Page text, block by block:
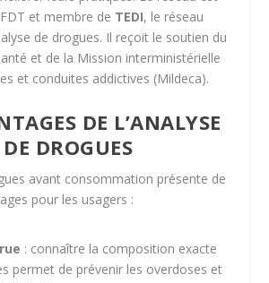
et membre de TEDI, le réseau
de drogues. Il reçoit le soutien du
et de la Mission interministérielle
et conduites addictives (Mildeca).
DE L’ANALYSE
DE DROGUES
avant consommation présente de
pour les usagers :
: connaître la composition exacte
permet de prévenir les overdoses et